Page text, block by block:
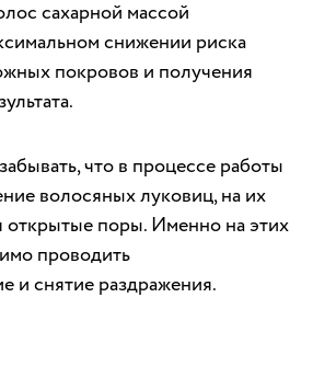
сахарной массой
снижении риска
покровов и получения
что в процессе работы
волосяных луковиц, на их
открытые поры. Именно на этих
проводить
и снятие раздражения.